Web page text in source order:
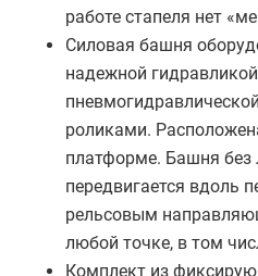
работе стапеля нет
Силовая башня
надежной
роликами.
платформе. Башня без
передвигается вдоль
рельсовым
любой точке, в том
Комплект из